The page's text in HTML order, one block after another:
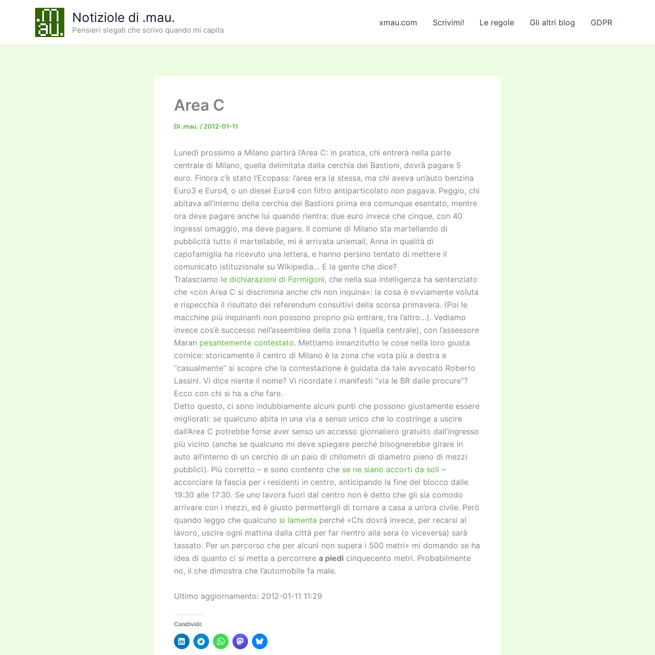
Notiziole di .mau.
Pensieri slegati che scrivo quando mi capita
xmau.com Scrivimi! Le regole Gli altri blog GDPR
Area C
Di .mau. / 2012-01-11
Lunedì prossimo a Milano partirà l’Area C: in pratica, chi entrerà nella parte
centrale di Milano, quella delimitata dalla cerchia dei Bastioni, dovrà pagare 5
euro. Finora c’è stato l’Ecopass: l’area era la stessa, ma chi aveva un’auto benzina
Euro3 e Euro4, o un diesel Euro4 con filtro antiparticolato non pagava. Peggio, chi
abitava all’interno della cerchia dei Bastioni prima era comunque esentato, mentre
ora deve pagare anche lui quando rientra: due euro invece che cinque, con 40
ingressi omaggio, ma deve pagare. Il comune di Milano sta martellando di
pubblicità tutto il martellabile, mi è arrivata un’email, Anna in qualità di
capofamiglia ha ricevuto una lettera, e hanno persino tentato di mettere il
comunicato istituzionale su Wikipedia… E la gente che dice?
Tralasciamo le dichiarazioni di Formigoni, che nella sua intelligenza ha sentenziato
che «con Area C si discrimina anche chi non inquina»: la cosa è ovviamente voluta
e rispecchia il risultato dei referendum consultivi della scorsa primavera. (Poi le
macchine più inquinanti non possono proprio più entrare, tra l’altro…). Vediamo
invece cos’è successo nell’assemblea della zona 1 (quella centrale), con l’assessore
Maran pesantemente contestato. Mettiamo innanzitutto le cose nella loro giusta
cornice: storicamente il centro di Milano è la zona che vota più a destra e
“casualmente” si scopre che la contestazione è guidata da tale avvocato Roberto
Lassini. Vi dice niente il nome? Vi ricordate i manifesti “via le BR dalle procure”?
Ecco con chi si ha a che fare.
Detto questo, ci sono indubbiamente alcuni punti che possono giustamente essere
migliorati: se qualcuno abita in una via a senso unico che lo costringe a uscire
dall’Area C potrebbe forse aver senso un accesso giornaliero gratuito dall’ingresso
più vicino (anche se qualcuno mi deve spiegare perché bisognerebbe girare in
auto all’interno di un cerchio di un paio di chilometri di diametro pieno di mezzi
pubblici). Più corretto – e sono contento che se ne siano accorti da soli –
accorciare la fascia per i residenti in centro, anticipando la fine del blocco dalle
19:30 alle 17:30. Se uno lavora fuori dal centro non è detto che gli sia comodo
arrivare con i mezzi, ed è giusto permettergli di tornare a casa a un’ora civile. Però
quando leggo che qualcuno si lamenta perché «Chi dovrà invece, per recarsi al
lavoro, uscire ogni mattina dalla città per far rientro alla sera (o viceversa) sarà
tassato. Per un percorso che per alcuni non supera i 500 metri» mi domando se ha
idea di quanto ci si metta a percorrere a piedi cinquecento metri. Probabilmente
no, il che dimostra che l’automobile fa male.
Ultimo aggiornamento: 2012-01-11 11:29
Condividi: